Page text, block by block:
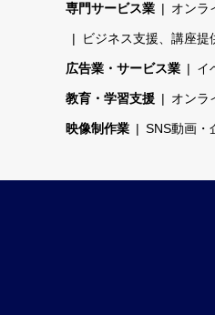
専門サービス業 オンラ
ビジネス支援、講座提
広告業・サービス業 イ
教育・学習支援 オンラ
映像制作業 SNS動画・